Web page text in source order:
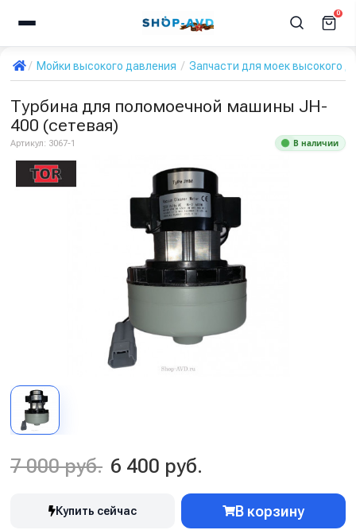
0
Мойки высокого давления Запчасти для моек высокого
Турбина для поломоечной машины JH-
400 (сетевая)
Артикул: 3067-1 В наличии
7 000 руб. 6 400 руб.
Купить сейчас В корзину